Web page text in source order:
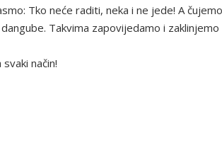
Tko neće raditi, neka i ne jede! A
Takvima zapovijedamo i zaklinjemo
način!